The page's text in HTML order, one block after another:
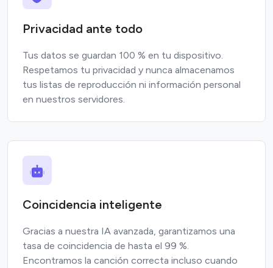
Privacidad ante todo
Tus datos se guardan 100 % en tu dispositivo.
Respetamos tu privacidad y nunca almacenamos
tus listas de reproducción ni información personal
en nuestros servidores.
Coincidencia inteligente
Gracias a nuestra IA avanzada, garantizamos una
tasa de coincidencia de hasta el 99 %.
Encontramos la canción correcta incluso cuando